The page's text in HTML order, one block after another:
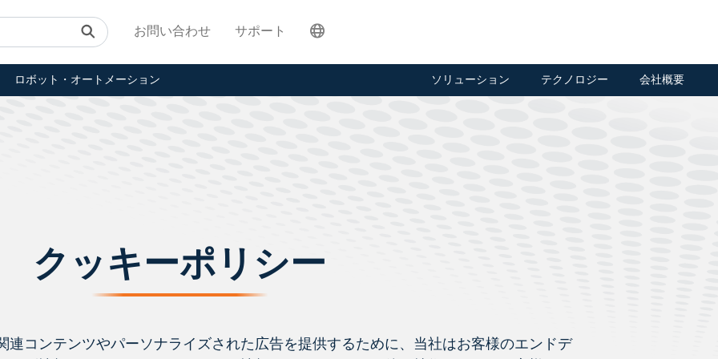
ロボット・オートメーション ソリューション テクノロジー 会社概要
お問い合わせ サポート
クッキーポリシー
連コンテンツやパーソナライズされた広告を提供するために、当社はお客様のエンドデ